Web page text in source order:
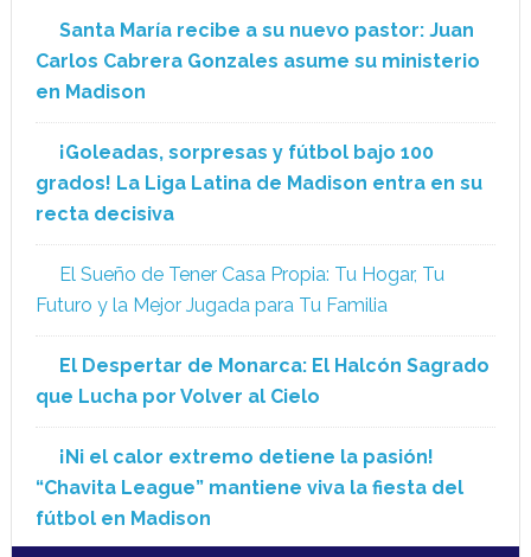
Santa María recibe a su nuevo pastor: Juan
Carlos Cabrera Gonzales asume su ministerio
en Madison
¡Goleadas, sorpresas y fútbol bajo 100
grados! La Liga Latina de Madison entra en su
recta decisiva
El Sueño de Tener Casa Propia: Tu Hogar, Tu
Futuro y la Mejor Jugada para Tu Familia
El Despertar de Monarca: El Halcón Sagrado
que Lucha por Volver al Cielo
¡Ni el calor extremo detiene la pasión!
“Chavita League” mantiene viva la fiesta del
fútbol en Madison